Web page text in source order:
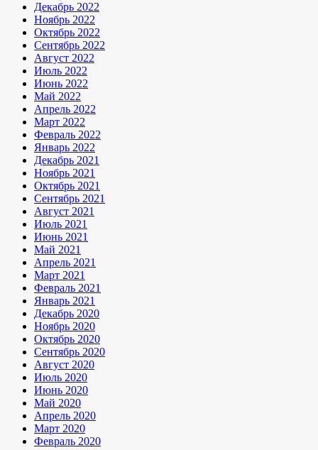
Декабрь 2022
Ноябрь 2022
Октябрь 2022
Сентябрь 2022
Август 2022
Июль 2022
Июнь 2022
Май 2022
Апрель 2022
Март 2022
Февраль 2022
Январь 2022
Декабрь 2021
Ноябрь 2021
Октябрь 2021
Сентябрь 2021
Август 2021
Июль 2021
Июнь 2021
Май 2021
Апрель 2021
Март 2021
Февраль 2021
Январь 2021
Декабрь 2020
Ноябрь 2020
Октябрь 2020
Сентябрь 2020
Август 2020
Июль 2020
Июнь 2020
Май 2020
Апрель 2020
Март 2020
Февраль 2020